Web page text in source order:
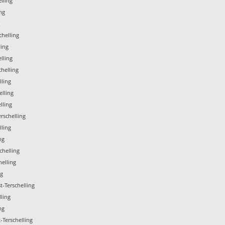
Terschelling
Terschelling